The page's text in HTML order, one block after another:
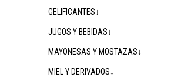
GELIFICANTES↓
JUGOS Y BEBIDAS↓
MAYONESAS Y MOSTAZAS↓
MIEL Y DERIVADOS↓